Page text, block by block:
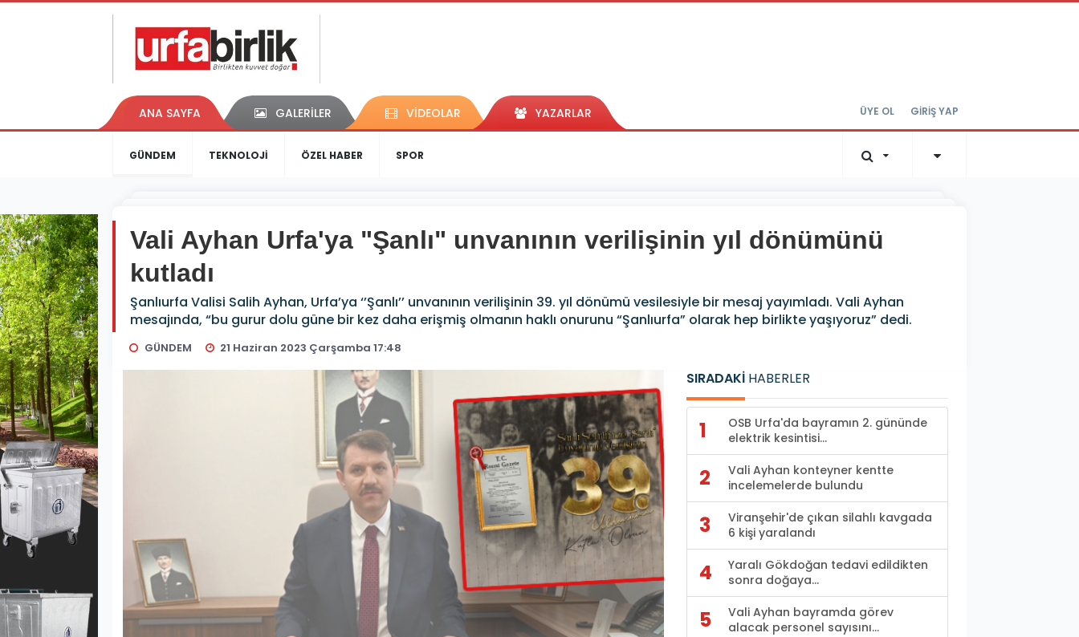
ANA SAYFA GALERİLER VİDEOLAR YAZARLAR ÜYE OL GİRİŞ YAP
GÜNDEM TEKNOLOJİ ÖZEL HABER SPOR
Vali Ayhan Urfa'ya "Şanlı" unvanının verilişinin yıl dönümünü
kutladı
Şanlıurfa Valisi Salih Ayhan, Urfa’ya ‘’Şanlı’’ unvanının verilişinin 39. yıl dönümü vesilesiyle bir mesaj yayımladı. Vali Ayhan
mesajında, “bu gurur dolu güne bir kez daha erişmiş olmanın haklı onurunu “Şanlıurfa” olarak hep birlikte yaşıyoruz” dedi.
GÜNDEM 21 Haziran 2023 Çarşamba 17:48
SIRADAKİ HABERLER
1
OSB Urfa'da bayramın 2. gününde
elektrik kesintisi...
2
Vali Ayhan konteyner kentte
incelemelerde bulundu
3
Viranşehir'de çıkan silahlı kavgada
6 kişi yaralandı
4
Yaralı Gökdoğan tedavi edildikten
sonra doğaya...
5
Vali Ayhan bayramda görev
alacak personel sayısını...